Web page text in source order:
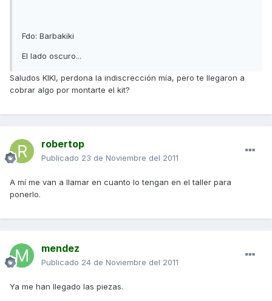
Fdo: Barbakiki
El lado oscuro...
Saludos KIKI, perdona la indiscrección mía, pero te llegaron a
cobrar algo por montarte el kit?
robertop
Publicado 23 de Noviembre del 2011
A mí me van a llamar en cuanto lo tengan en el taller para
ponerlo.
mendez
Publicado 24 de Noviembre del 2011
Ya me han llegado las piezas.